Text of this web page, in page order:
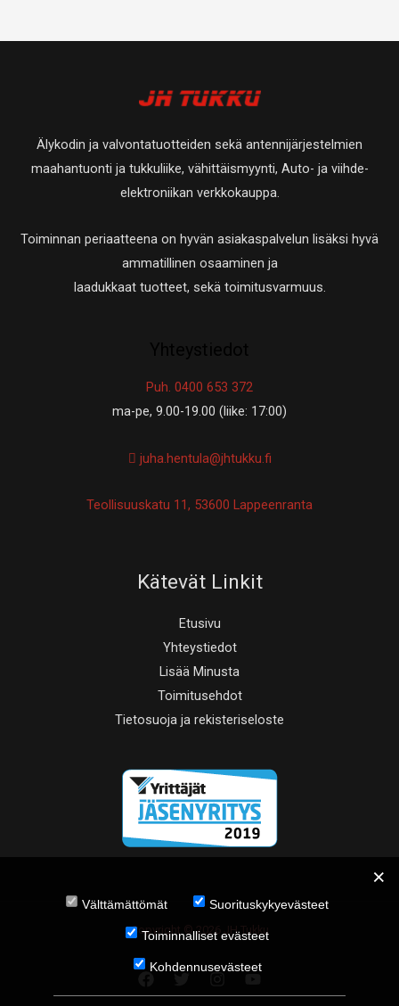
Älykodin ja valvontatuotteiden sekä antennijärjestelmien
maahantuonti ja tukkuliike, vähittäismyynti, Auto- ja viihde-
elektroniikan verkkokauppa.
Toiminnan periaatteena on hyvän asiakaspalvelun lisäksi hyvä
ammatillinen osaaminen ja
laadukkaat tuotteet, sekä toimitusvarmuus.
Puh. 0400 653 372
ma-pe, 9.00-19.00 (liike: 17:00)
juha.hentula@jhtukku.fi
Teollisuuskatu 11, 53600 Lappeenranta
Kätevät Linkit
Etusivu
Yhteystiedot
Lisää Minusta
Toimitusehdot
Tietosuoja ja rekisteriseloste
Copyright © 2026 JH Tukku
Välttämättömät Suorituskykyevästeet
Toiminnalliset evästeet
Kohdennusevästeet